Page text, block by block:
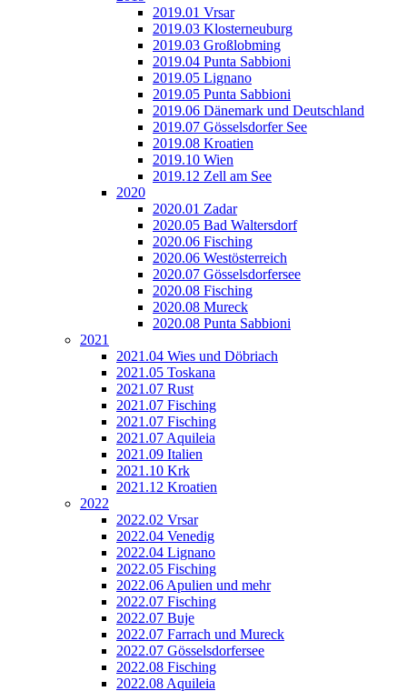
2019.01 Vrsar
2019.03 Klosterneuburg
2019.03 Großlobming
2019.04 Punta Sabbioni
2019.05 Lignano
2019.05 Punta Sabbioni
2019.06 Dänemark und Deutschland
2019.07 Gösselsdorfer See
2019.08 Kroatien
2019.10 Wien
2019.12 Zell am See
2020
2020.01 Zadar
2020.05 Bad Waltersdorf
2020.06 Fisching
2020.06 Westösterreich
2020.07 Gösselsdorfersee
2020.08 Fisching
2020.08 Mureck
2020.08 Punta Sabbioni
2021
2021.04 Wies und Döbriach
2021.05 Toskana
2021.07 Rust
2021.07 Fisching
2021.07 Fisching
2021.07 Aquileia
2021.09 Italien
2021.10 Krk
2021.12 Kroatien
2022
2022.02 Vrsar
2022.04 Venedig
2022.04 Lignano
2022.05 Fisching
2022.06 Apulien und mehr
2022.07 Fisching
2022.07 Buje
2022.07 Farrach und Mureck
2022.07 Gösselsdorfersee
2022.08 Fisching
2022.08 Aquileia